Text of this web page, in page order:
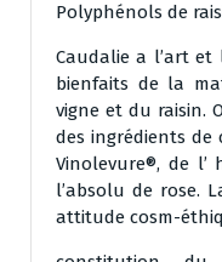
Polyphénols de
Caudalie a l’art et
bienfaits de la
vigne et du raisin.
des ingrédients de
Vinolevure®, de
l’absolu de rose.
attitude cosm-